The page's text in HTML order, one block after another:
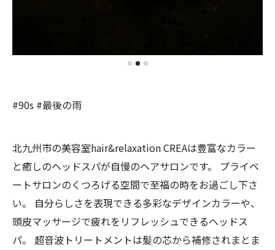
#90s #最後の雨
北九州市の美容室hair&relaxation CREAは豊富なカラー
と癒しのヘッドスパが自慢のヘアサロンです。 プライベ
ートサロンのくつろげる空間で至福の時をお過ごし下さ
い。 自分らしさを表現できる多彩なデザインカラーや、
頭皮マッサージで疲れをリフレッシュできるヘッドス
パ。 超音波トリートメントは髪の芯から補修されまとま